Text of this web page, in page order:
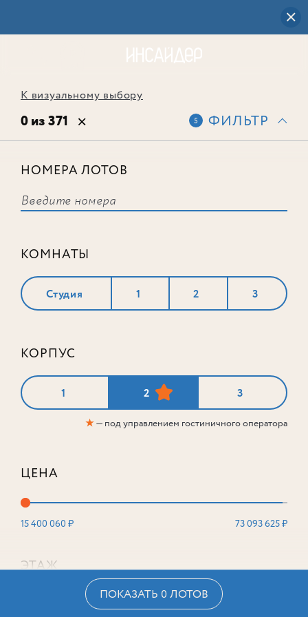
К визуальному выбору
0 из 371 5 ФИЛЬТР
НОМЕРА ЛОТОВ
КОМНАТЫ
Студия 1 2 3
КОРПУС
1 2 3
★— под управлением гостиничного оператора
ЦЕНА
15 400 060 ₽ 73 093 625 ₽
ЭТАЖ
ПОКАЗАТЬ 0 ЛОТОВ
соответствует ни одного лота